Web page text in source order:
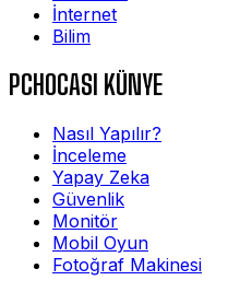
İnternet
Bilim
PCHOCASI KÜNYE
Nasıl Yapılır?
İnceleme
Yapay Zeka
Güvenlik
Monitör
Mobil Oyun
Fotoğraf Makinesi